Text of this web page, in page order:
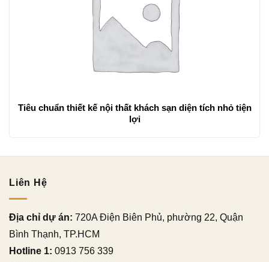
Tiêu chuẩn thiết kế nội thất khách sạn diện tích nhỏ tiện
lợi
Liên Hệ
Địa chỉ dự án: 720A Điện Biên Phủ, phường 22, Quận
Bình Thạnh, TP.HCM
Hotline 1: 0913 756 339